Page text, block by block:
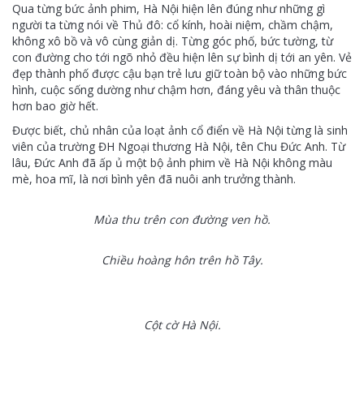
Qua từng bức ảnh phim, Hà Nội hiện lên đúng như những gì
người ta từng nói về Thủ đô: cổ kính, hoài niệm, chầm chậm,
không xô bồ và vô cùng giản dị. Từng góc phố, bức tường, từ
con đường cho tới ngõ nhỏ đều hiện lên sự bình dị tới an yên. Vẻ
đẹp thành phố được cậu bạn trẻ lưu giữ toàn bộ vào những bức
hình, cuộc sống dường như chậm hơn, đáng yêu và thân thuộc
hơn bao giờ hết.
Được biết, chủ nhân của loạt ảnh cổ điển về Hà Nội từng là sinh
viên của trường ĐH Ngoại thương Hà Nội, tên Chu Đức Anh. Từ
lâu, Đức Anh đã ấp ủ một bộ ảnh phim về Hà Nội không màu
mè, hoa mĩ, là nơi bình yên đã nuôi anh trưởng thành.
Mùa thu trên con đường ven hồ.
Chiều hoàng hôn trên hồ Tây.
Cột cờ Hà Nội.